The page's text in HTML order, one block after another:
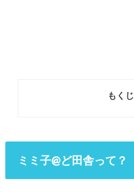
もくじ
ミミ子@ど田舎って？